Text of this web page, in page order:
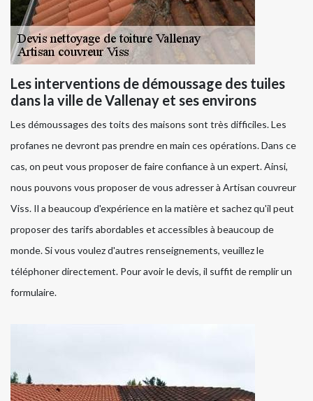
Les interventions de démoussage des tuiles
dans la ville de Vallenay et ses environs
Les démoussages des toits des maisons sont très difficiles. Les
profanes ne devront pas prendre en main ces opérations. Dans ce
cas, on peut vous proposer de faire confiance à un expert. Ainsi,
nous pouvons vous proposer de vous adresser à Artisan couvreur
Viss. Il a beaucoup d'expérience en la matière et sachez qu'il peut
proposer des tarifs abordables et accessibles à beaucoup de
monde. Si vous voulez d'autres renseignements, veuillez le
téléphoner directement. Pour avoir le devis, il suffit de remplir un
formulaire.